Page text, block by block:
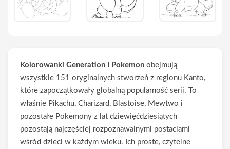
Kolorowanki Generation I Pokemon obejmują
wszystkie 151 oryginalnych stworzeń z regionu Kanto,
które zapoczątkowały globalną popularność serii. To
właśnie Pikachu, Charizard, Blastoise, Mewtwo i
pozostałe Pokemony z lat dziewięćdziesiątych
pozostają najczęściej rozpoznawalnymi postaciami
wśród dzieci w każdym wieku. Ich proste, czytelne